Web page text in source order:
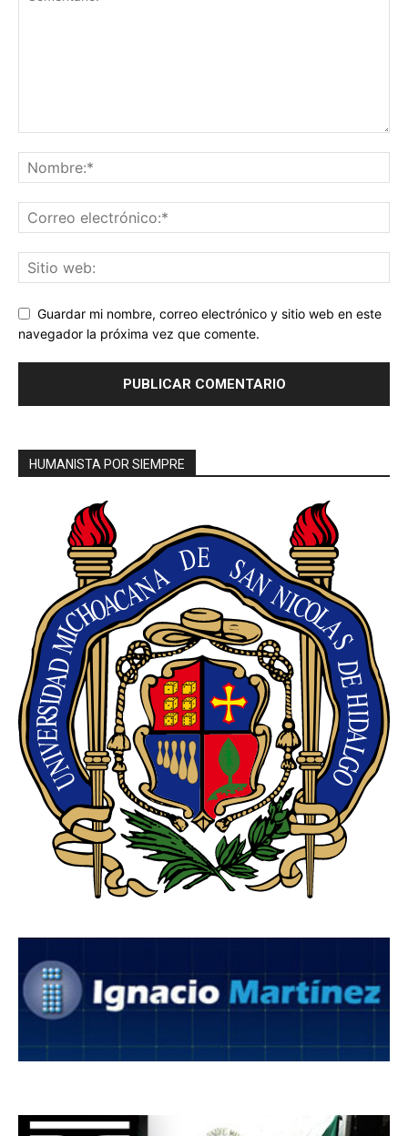
Guardar mi nombre, correo electrónico y sitio web en este
navegador la próxima vez que comente.
HUMANISTA POR SIEMPRE